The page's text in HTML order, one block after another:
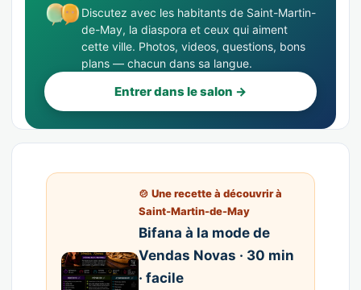
Discutez avec les habitants de Saint-Martin-
de-May, la diaspora et ceux qui aiment
cette ville. Photos, videos, questions, bons
plans — chacun dans sa langue.
Entrer dans le salon →
🍲 Une recette à découvrir à
Saint-Martin-de-May
Bifana à la mode de
Vendas Novas · 30 min
· facile